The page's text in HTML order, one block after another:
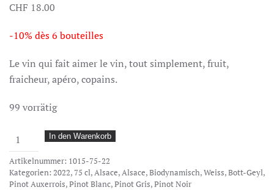
CHF 18.00
-10% dès 6 bouteilles
Le vin qui fait aimer le vin, tout simplement, fruit,
fraicheur, apéro, copains.
99 vorrätig
Dom.
Bott-
Geyl,
Points
In den Warenkorb
Artikelnummer: 1015-75-22
Kategorien: 2022, 75 cl,Alsace,Alsace,Biodynamisch,Weiss,Bott-Geyl,
Pinot Auxerrois,Pinot Blanc,Pinot Gris,Pinot Noir